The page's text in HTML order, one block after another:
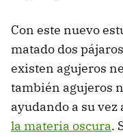
Con este nuevo
matado dos
existen agujeros
también agujeros
ayudando a su
la materia oscura.